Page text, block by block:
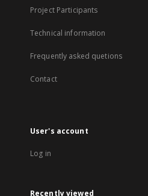
Project Participants
Technical information
Frequently asked quetions
Contact
User's account
Log in
Recently viewed